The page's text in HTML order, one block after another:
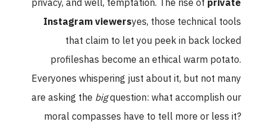
privacy, and well, temptation. The rise ofprivate
Instagram viewersyes, those technical tools
that claim to let you peek in back locked
profileshas become an ethical warm potato.
Everyones whispering just about it, but not many
are asking thebigquestion: what accomplish our
moral compasses have to tell more or less it?